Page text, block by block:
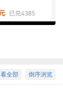
倒序浏览
看全部